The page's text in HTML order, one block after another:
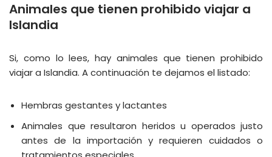
Animales que tienen prohibido viajar a
Islandia
Si, como lo lees, hay animales que tienen prohibido
viajar a Islandia. A continuación te dejamos el listado:
Hembras gestantes y lactantes
Animales que resultaron heridos u operados justo
antes de la importación y requieren cuidados o